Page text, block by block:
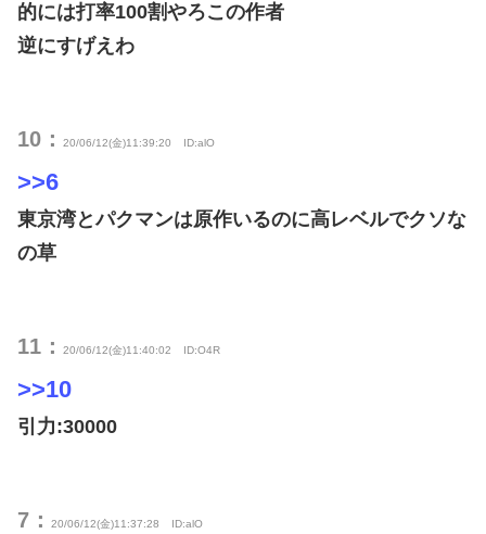
的には打率100割やろこの作者
逆にすげえわ
10： 20/06/12(金)11:39:20 ID:alO
>>6
東京湾とパクマンは原作いるのに高レベルでクソな
の草
11： 20/06/12(金)11:40:02 ID:O4R
>>10
引力:30000
7： 20/06/12(金)11:37:28 ID:alO